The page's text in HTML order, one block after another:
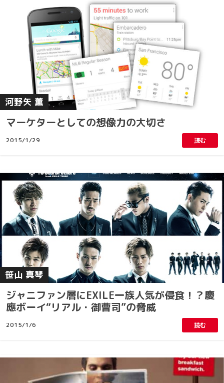
河野矢 薫
マーケターとしての想像力の大切さ
2015/1/29 読む
笹山 真琴
ジャニファン層にEXILE一族人気が侵食！？慶
應ボーイ“リアル・御曹司”の脅威
2015/1/6 読む